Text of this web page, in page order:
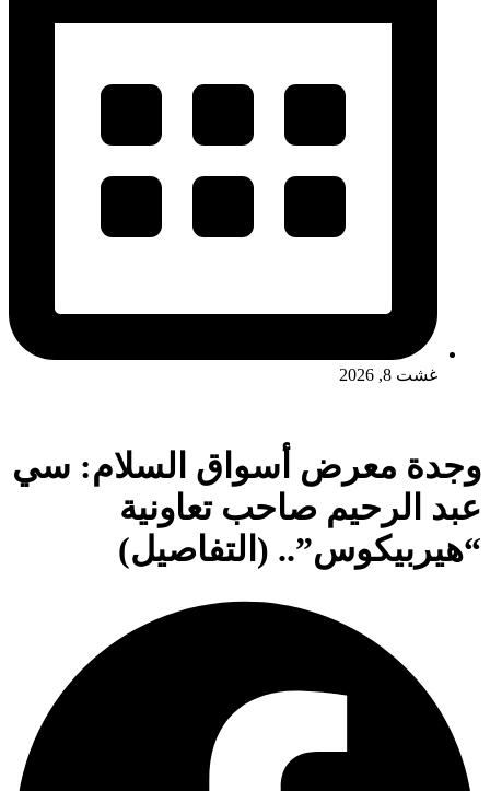
غشت 8, 2026
وجدة معرض أسواق السلام: سي
عبد الرحيم صاحب تعاونية
“هيربيكوس”.. (التفاصيل)